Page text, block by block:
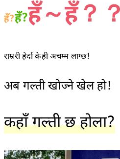
हँ?हँ?हँ～हँ？
राम्ररी हेर्दा केही अचम्म लाग्छ!
अब गल्ती खोज्ने खेल हो!
कहाँ गल्ती छ होला?